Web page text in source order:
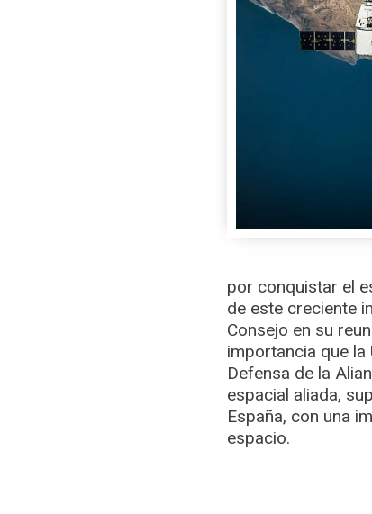
por conquistar el
de este creciente
Consejo en su
importancia que
Defensa de la
espacial aliada,
España, con una
espacio.